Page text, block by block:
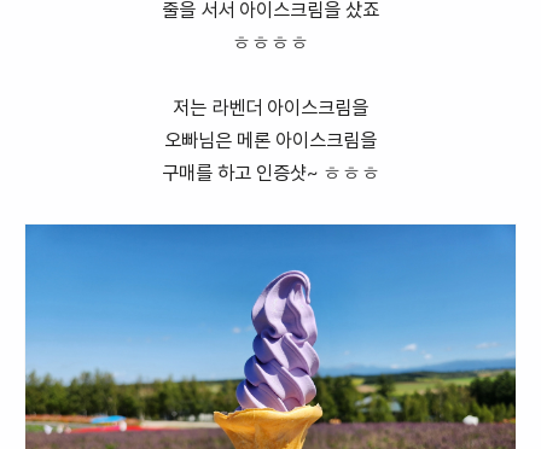
줄을 서서 아이스크림을 샀죠
ㅎㅎㅎㅎ
저는 라벤더 아이스크림을
오빠님은 메론 아이스크림을
구매를 하고 인증샷~ ㅎㅎㅎ